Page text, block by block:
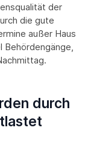
der
die gute
außer Haus
durch